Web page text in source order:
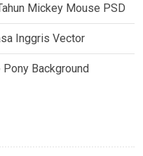
Mickey Mouse PSD
Inggris Vector
Pony Background